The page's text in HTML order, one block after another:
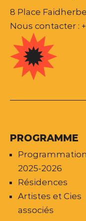
8 Place
Nous contacter :
PROGRAMME
Programmation
2025-2026
Résidences
Artistes et Cies
associés